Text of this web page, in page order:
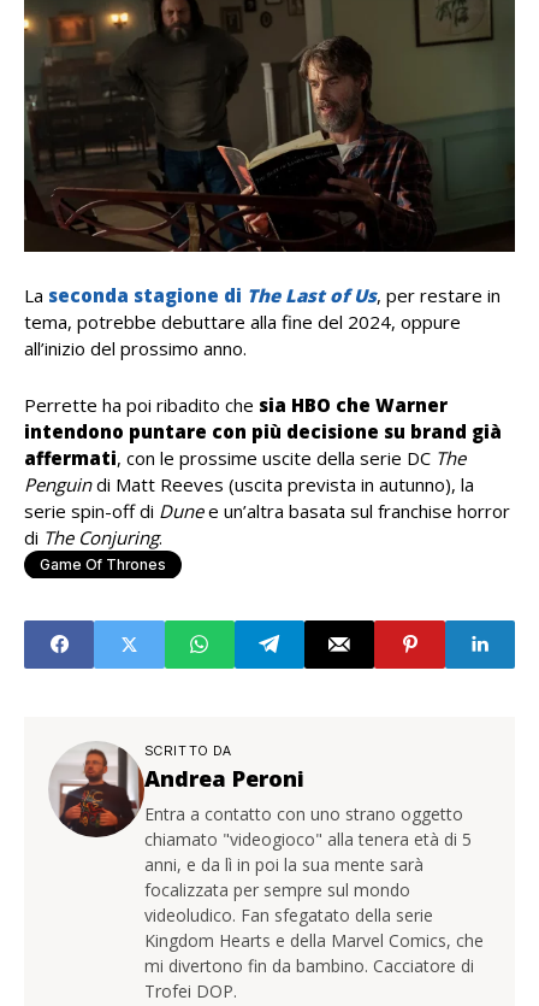
La seconda stagione di The Last of Us, per restare in
tema, potrebbe debuttare alla fine del 2024, oppure
all’inizio del prossimo anno.
Perrette ha poi ribadito che sia HBO che Warner
intendono puntare con più decisione su brand già
affermati, con le prossime uscite della serie DC The
Penguindi Matt Reeves (uscita prevista in autunno), la
serie spin-off di Dunee un’altra basata sul franchise horror
di The Conjuring.
Game Of Thrones
SCRITTO DA
Andrea Peroni
Entra a contatto con uno strano oggetto
chiamato "videogioco" alla tenera età di 5
anni, e da lì in poi la sua mente sarà
focalizzata per sempre sul mondo
videoludico. Fan sfegatato della serie
Kingdom Hearts e della Marvel Comics, che
mi divertono fin da bambino. Cacciatore di
Trofei DOP.